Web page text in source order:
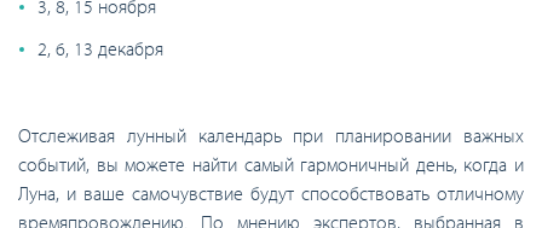
3, 8, 15 ноября
2, 6, 13 декабря
Отслеживая лунный календарь при планировании важных
событий, вы можете найти самый гармоничный день, когда и
Луна, и ваше самочувствие будут способствовать отличному
времяпровождению. По мнению экспертов, выбранная в